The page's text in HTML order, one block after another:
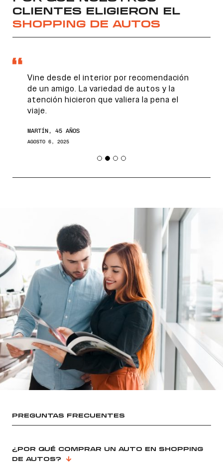
CLIENTES ELIGIERON EL
SHOPPING DE AUTOS
Vine desde el interior por recomendación
de un amigo. La variedad de autos y la
atención hicieron que valiera la pena el
viaje.
MARTÍN, 45 AÑOS
AGOSTO 6, 2025
PREGUNTAS FRECUENTES
¿POR QUÉ COMPRAR UN AUTO EN SHOPPING
DE AUTOS?